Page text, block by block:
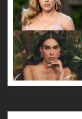
e
n
t
r
a